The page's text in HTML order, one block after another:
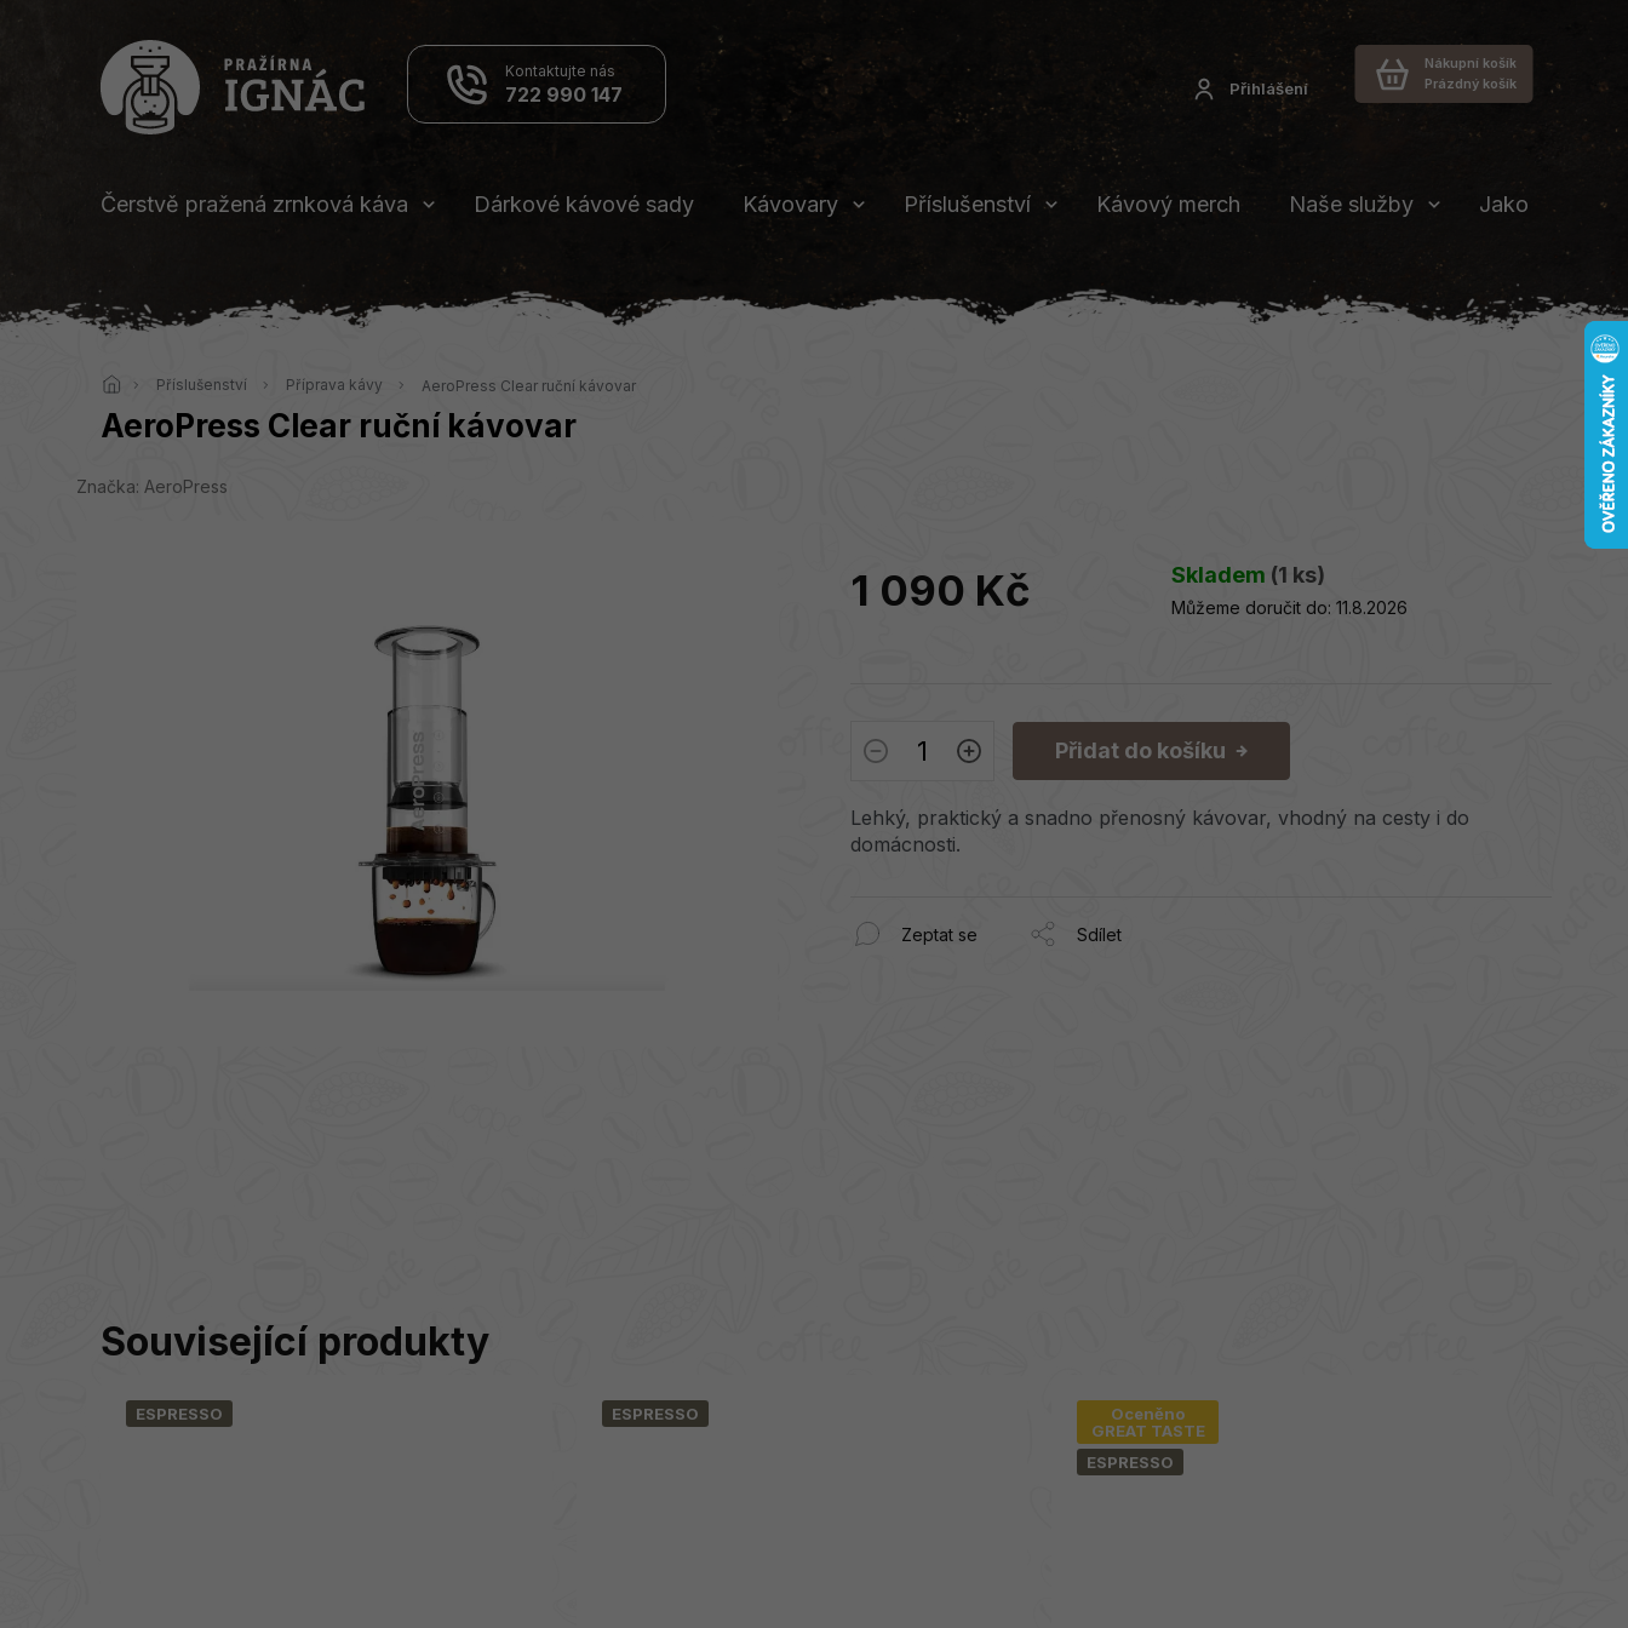
722 990 147 Přihlášení
Nákupní košík
Prázdný košík
Čerstvě pražená zrnková káva Dárkové kávové sady Kávovary Příslušenství Kávový merch Naše služby Jakou vybrat
Příslušenství Příprava kávy AeroPress Clear ruční kávovar
AeroPress Clear ruční kávovar
Značka: AeroPress
1 090 Kč Skladem (1 ks)
Můžeme doručit do: 11.8.2026
Přidat do košíku
Lehký, praktický a snadno přenosný kávovar, vhodný na cesty i do
domácnosti.
Zeptat se Sdílet
Související produkty
ESPRESSO ESPRESSO
Oceněno
GREAT TASTE
ESPRESSO